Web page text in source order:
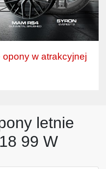
opony w atrakcyjnej
letnie
99 W